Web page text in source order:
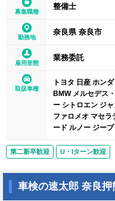
募集職種
整備士
勤務地
奈良県 奈良市
雇用形態
業務委託
取扱車種
トヨタ 日産 ホン
BMW メルセデス
ー シトロエン ジ
ファロメオ マセラ
ード ルノー ジー
第二新卒歓迎 U・Iターン歓迎
車検の速太郎 奈良